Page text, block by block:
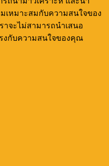
เหมาะสมกับความสนใจของ
จะไม่สามารถนำเสนอ
งกับความสนใจของคุณ